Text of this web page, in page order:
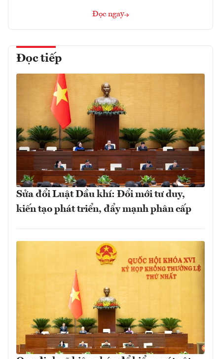
Đọc ngay
Đọc tiếp
Sửa đổi Luật Dầu khí: Đổi mới tư duy,
kiến tạo phát triển, đẩy mạnh phân cấp